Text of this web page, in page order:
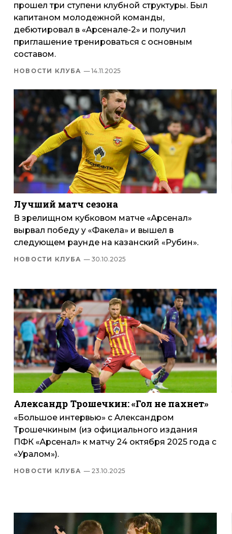
прошел три ступени клубной структуры. Был
капитаном молодежной команды,
дебютировал в «Арсенале-2» и получил
приглашение тренироваться с основным
составом.
НОВОСТИ КЛУБА — 14.11.2025
Лучший матч сезона
В зрелищном кубковом матче «Арсенал»
вырвал победу у «Факела» и вышел в
следующем раунде на казанский «Рубин».
НОВОСТИ КЛУБА — 30.10.2025
Александр Трошечкин: «Гол не пахнет»
«Большое интервью» с Александром
Трошечкиным (из официального издания
ПФК «Арсенал» к матчу 24 октября 2025 года с
«Уралом»).
НОВОСТИ КЛУБА — 23.10.2025